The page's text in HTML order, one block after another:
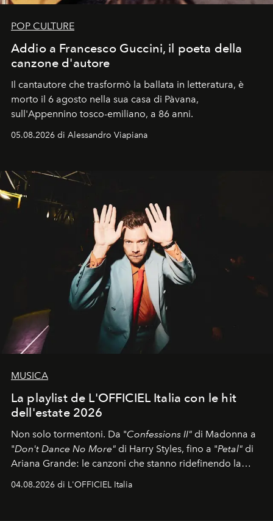
POP CULTURE
Addio a Francesco Guccini, il poeta della
canzone d'autore
Il cantautore che trasformò la ballata in letteratura, è
morto il 6 agosto nella sua casa di Pàvana,
sull'Appennino tosco-emiliano, a 86 anni.
05.08.2026 di Alessandro Viapiana
MUSICA
La playlist de L'OFFICIEL Italia con le hit
dell'estate 2026
Non solo tormentoni. Da "Confessions II" di Madonna a
"Don't Dance No More" di Harry Styles, fino a "Petal" di
Ariana Grande: le canzoni che stanno ridefinendo la
colonna sonora della stagione.
04.08.2026 di L'OFFICIEL Italia